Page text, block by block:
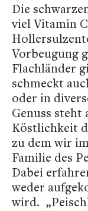
Die
viel Vitamin
Vorbeugung
Flachländer
schmeckt
oder in
Genuss steht
Köstlichkeit
zu dem wir
Familie des
Dabei
weder
wird.